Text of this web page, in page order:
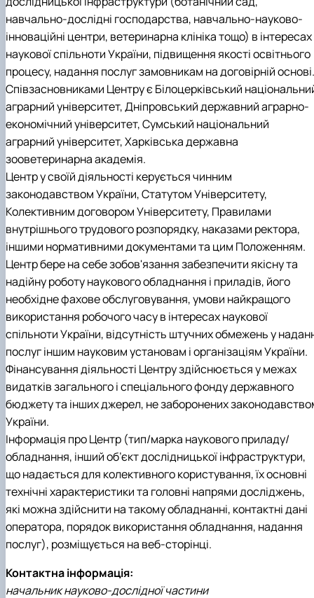
Іноземні мови
Працевлаштування
Їдальні та буфети
Студентські квитки
Центр вивчення мов
Психологічна підтримка
Інклюзивне середовище
Рада молодих вчених
Наукові школи
Стартап школа НУБіП України
Методичні рекомендації, пам'ятки
Форми документів
Патентно-ліцензійна діяльність
ЦКНО «Агропромисловий комплекс, лісове і
садово-паркове господарство, ветеринарна
медицина»
Обладнання НУБіП України
Біоетична комісія
Наукові видання
Досліднику та автору
Звіт про проведення НТЗ
Наукові журнали НУБіП України
Наукові журнали НУБіП України (English)
Пам'ятка про проведення науково-
заходів
Порядок планування та організації
проведення НТЗ
Результати науково-технічних заходів
Монографії
Наука для бізнесу
Каталог наукових послуг
«SEB-2024»
«SEB-2025»
Наглядова рада
Рада роботодавців
Благодійний фонд «Голосіївська ініціатива
2020»
Історія університету
Видатні випускники та працівники
Звіт ректора
Пам'яті захисників України
Почесні доктори і професори НУБіП України
Пресслужба
Університетський кур'єр
Вибори ректора
Програма розвитку університету
ініціатива – 2025»
Доступ до публічної інформації
Державні закупівлі
Офіційна символіка
Антикорупційні заходи
Уповноважена особа з питань запобігання
виявлення корупції
Положення про антикорупційного
уповноваженого НУБіП України
Національні нормативно-правові акти
Нормативно-правові акти НУБіП України
Інформаційні ресурси НАЗК
Методичні роз’яснення НАЗК
Антикорупційні заходи
Гендерна радниця
Контактна інформація
навчально-дослідні господарства, навчально-науково-
інноваційні центри, ветеринарна клініка тощо) в інтересах
наукової спільноти України, підвищення якості освітнього
процесу, надання послуг замовникам на договірній основі.
Співзасновниками Центру є Білоцерківський
аграрний університет, Дніпровський державний аграрно-
економічний університет, Сумський національний
аграрний університет, Харківська державна
зооветеринарна академія.
Центр у своїй діяльності керується чинним
законодавством України, Статутом Університету,
Колективним договором Університету, Правилами
внутрішнього трудового розпорядку, наказами ректора,
іншими нормативними документами та цим Положенням.
Центр бере на себе зобов'язання забезпечити якісну та
надійну роботу наукового обладнання і приладів, його
необхідне фахове обслуговування, умови найкращого
використання робочого часу в інтересах наукової
спільноти України, відсутність штучних обмежень у
послуг іншим науковим установам і організаціям України.
Фінансування діяльності Центру здійснюється у межах
видатків загального і спеціального фонду державного
бюджету та інших джерел, не заборонених
України.
Інформація про Центр (тип/марка наукового приладу/
обладнання, інший об’єкт дослідницької інфраструктури,
що надається для колективного користування, їх основні
технічні характеристики та головні напрями досліджень,
які можна здійснити на такому обладнанні, контактні дані
оператора, порядок використання обладнання, надання
послуг), розміщується на веб-сторінці.
Контактна інформація:
начальник науково-дослідної частини